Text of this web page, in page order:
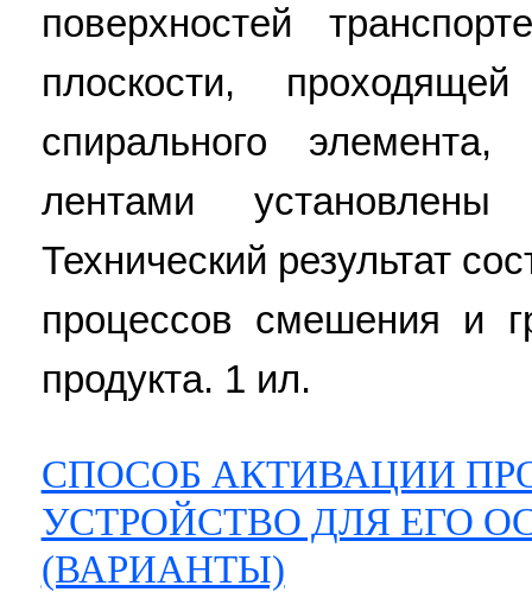
поверхностей
плоскости,
спирального
лентами установлены
Технический результат
процессов смешения и
продукта. 1 ил.
СПОСОБ АКТИВАЦИИ
УСТРОЙСТВО ДЛЯ ЕГО
(ВАРИАНТЫ)